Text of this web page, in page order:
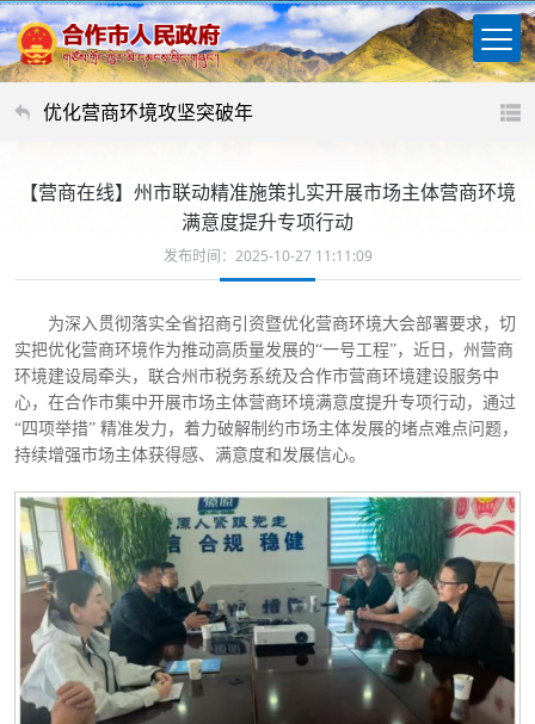
优化营商环境攻坚突破年
【营商在线】州市联动精准施策扎实开展市场主体营商环境
满意度提升专项行动
发布时间：2025-10-27 11:11:09
为深入贯彻落实全省招商引资暨优化营商环境大会部署要求，切
实把优化营商环境作为推动高质量发展的“一号工程”，近日，州营商
环境建设局牵头，联合州市税务系统及合作市营商环境建设服务中
心，在合作市集中开展市场主体营商环境满意度提升专项行动，通过
“四项举措” 精准发力，着力破解制约市场主体发展的堵点难点问题，
持续增强市场主体获得感、满意度和发展信心。